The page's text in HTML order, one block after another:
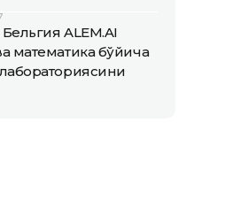
Бельгия ALEM.AI
математика бўйича